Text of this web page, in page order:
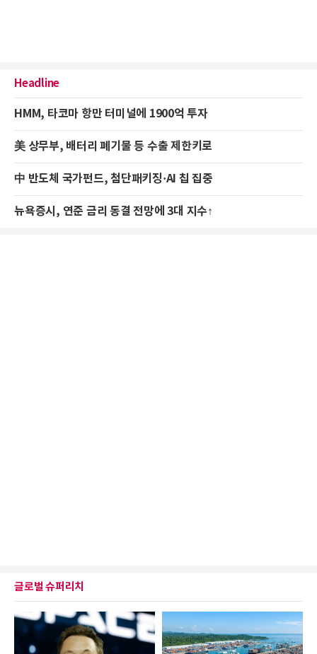
Headline
HMM, 타코마 항만 터미널에 1900억 투자
美 상무부, 배터리 폐기물 등 수출 제한키로
中 반도체 국가펀드, 첨단패키징·AI 칩 집중
뉴욕증시, 연준 금리 동결 전망에 3대 지수↑
글로벌 슈퍼리치